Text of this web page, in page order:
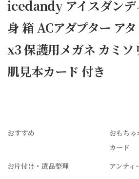
メルカリSHOPS 公式ラクマ店
買取の流れ 会社概要
icedandy アイスダンデ
身 箱 ACアダプター ア
x3 保護用メガネ カミソ
肌見本カード 付き
おすすめ
おもちゃ
カード
お片付け・遺品整理
アンティ